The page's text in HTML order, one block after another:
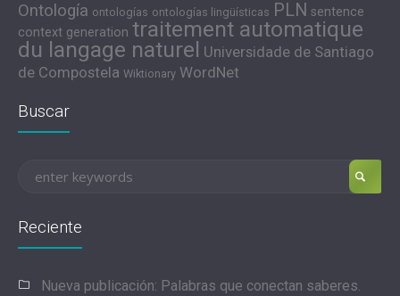
Ontología ontologías ontologías lingüísticas PLN sentence
context generation traitement automatique
du langage naturel Universidade de Santiago
de Compostela Wiktionary WordNet
Buscar
Reciente
Nueva publicación: Palabras que conectan saberes.